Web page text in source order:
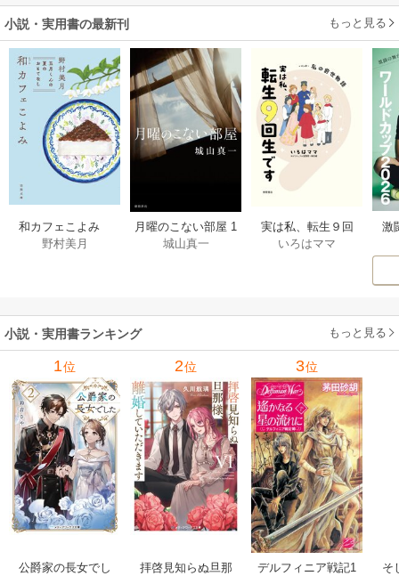
二度目は串刺し回
小説・実用書の最新刊 もっと見る
和カフェこよみ
五月くんの夏のお
野村美月
月曜のこない部屋 1
巻
城山真一
実は私、転生９回
生です マンガ
いろはママ
激
小説・実用書ランキング もっと見る
1位
公爵家の長女でし
2位
拝啓見知らぬ旦那
3位
デルフィニア戦記1
そ